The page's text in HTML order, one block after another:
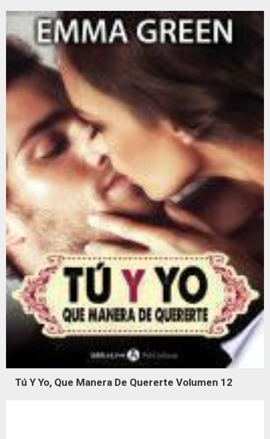
Tú Y Yo, Que Manera De Quererte Volumen 12